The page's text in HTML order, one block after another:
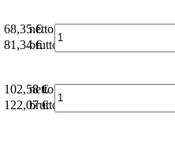
68,35 €
netto
81,34 €brutto*
102,58 €
netto
122,07 €
brutto*